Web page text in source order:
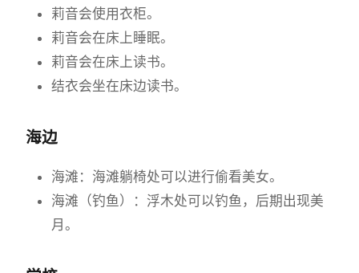
莉音会使用衣柜。
莉音会在床上睡眠。
莉音会在床上读书。
结衣会坐在床边读书。
海边
海滩：海滩躺椅处可以进行偷看美女。
海滩（钓鱼）：浮木处可以钓鱼，后期出现美
月。